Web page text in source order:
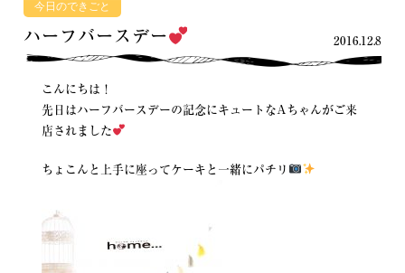
今日のできごと
ハーフバースデー 2016.12.8
こんにちは！
先日はハーフバースデーの記念にキュートなAちゃんがご来
店されました
ちょこんと上手に座ってケーキと一緒にパチリ